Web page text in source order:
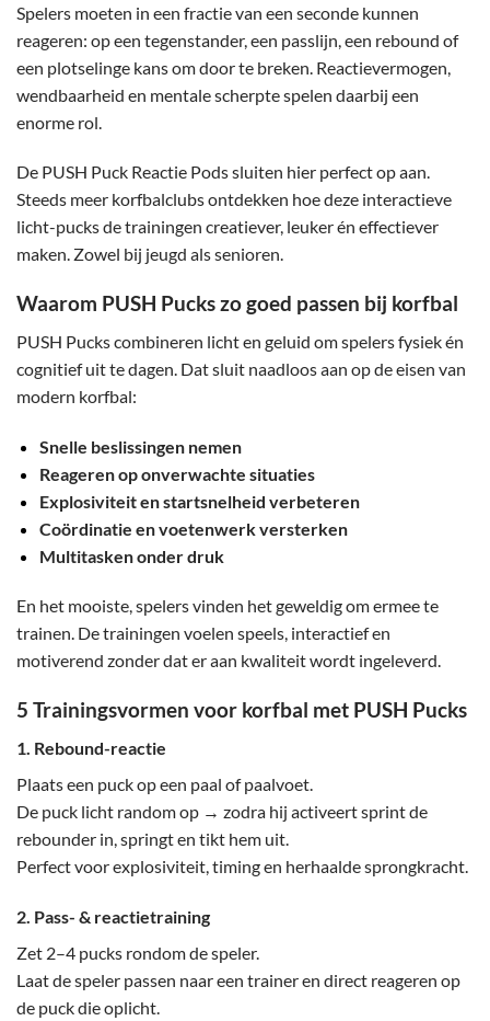
Spelers moeten in een fractie van een seconde kunnen
reageren: op een tegenstander, een passlijn, een rebound of
een plotselinge kans om door te breken. Reactievermogen,
wendbaarheid en mentale scherpte spelen daarbij een
enorme rol.
De PUSH Puck Reactie Pods sluiten hier perfect op aan.
Steeds meer korfbalclubs ontdekken hoe deze interactieve
licht-pucks de trainingen creatiever, leuker én effectiever
maken. Zowel bij jeugd als senioren.
Waarom PUSH Pucks zo goed passen bij korfbal
PUSH Pucks combineren licht en geluid om spelers fysiek én
cognitief uit te dagen. Dat sluit naadloos aan op de eisen van
modern korfbal:
Snelle beslissingen nemen
Reageren op onverwachte situaties
Explosiviteit en startsnelheid verbeteren
Coördinatie en voetenwerk versterken
Multitasken onder druk
En het mooiste, spelers vinden het geweldig om ermee te
trainen. De trainingen voelen speels, interactief en
motiverend zonder dat er aan kwaliteit wordt ingeleverd.
5 Trainingsvormen voor korfbal met PUSH Pucks
1. Rebound-reactie
Plaats een puck op een paal of paalvoet.
De puck licht random op → zodra hij activeert sprint de
rebounder in, springt en tikt hem uit.
Perfect voor explosiviteit, timing en herhaalde sprongkracht.
2. Pass- & reactietraining
Zet 2–4 pucks rondom de speler.
Laat de speler passen naar een trainer en direct reageren op
de puck die oplicht.